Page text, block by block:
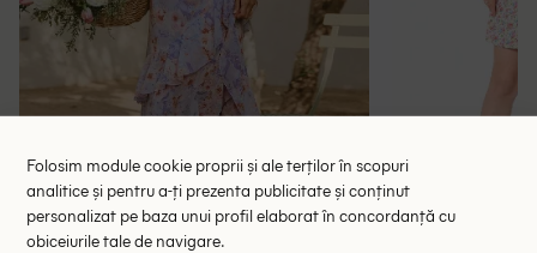
Folosim module cookie proprii și ale terților în scopuri
analitice și pentru a-ți prezenta publicitate și conținut
personalizat pe baza unui profil elaborat în concordanță cu
obiceiurile tale de navigare.